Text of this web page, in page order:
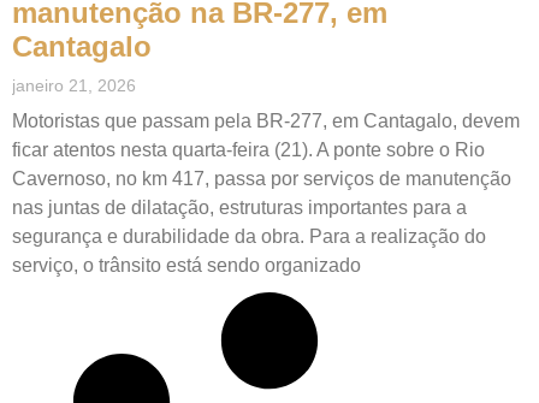
manutenção na BR-277, em
Cantagalo
janeiro 21, 2026
Motoristas que passam pela BR-277, em Cantagalo, devem
ficar atentos nesta quarta-feira (21). A ponte sobre o Rio
Cavernoso, no km 417, passa por serviços de manutenção
nas juntas de dilatação, estruturas importantes para a
segurança e durabilidade da obra. Para a realização do
serviço, o trânsito está sendo organizado